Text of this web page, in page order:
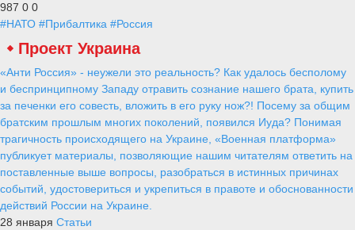
987 0 0
#НАТО #Прибалтика #Россия
Проект Украина
«Анти Россия» - неужели это реальность? Как удалось бесполому
и беспринципному Западу отравить сознание нашего брата, купить
за печенки его совесть, вложить в его руку нож?! Посему за общим
братским прошлым многих поколений, появился Иуда? Понимая
трагичность происходящего на Украине, «Военная платформа»
публикует материалы, позволяющие нашим читателям ответить на
поставленные выше вопросы, разобраться в истинных причинах
событий, удостовериться и укрепиться в правоте и обоснованности
действий России на Украине.
28 января Статьи